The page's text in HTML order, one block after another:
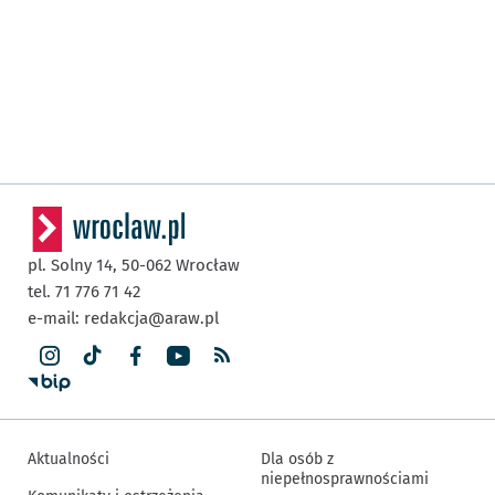
pl. Solny 14, 50-062 Wrocław
tel. 71 776 71 42
e-mail: redakcja@araw.pl
Aktualności
Dla osób z
niepełnosprawnościami